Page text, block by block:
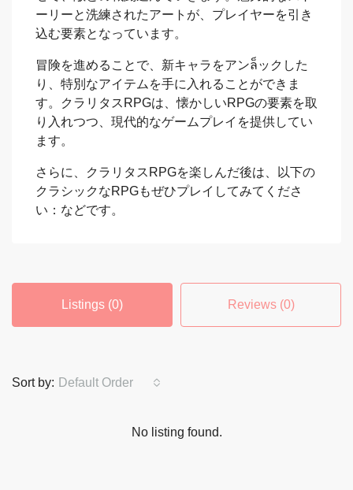
ーリーと洗練されたアートが、プレイヤーを引き
込む要素となっています。
冒険を進めることで、新キャラをアンล็ックした
り、特別なアイテムを手に入れることができま
す。クラリタスRPGは、懐かしいRPGの要素を取
り入れつつ、現代的なゲームプレイを提供してい
ます。
さらに、クラリタスRPGを楽しんだ後は、以下の
クラシックなRPGもぜひプレイしてみてくださ
い：などです。
Listings (0) Reviews (0)
Sort by: Default Order
No listing found.